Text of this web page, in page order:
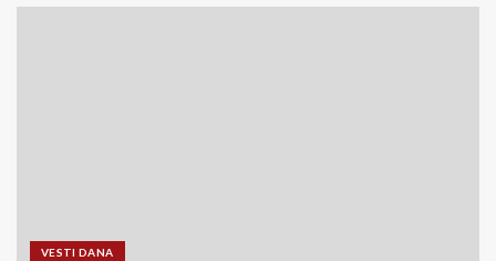
VESTI DANA